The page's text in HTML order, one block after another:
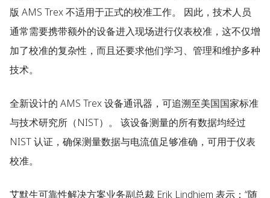
版 AMS Trex 不适用于正式的校准工作。 因此，技术人员
通常需要携带额外的设备进入现场进行仪表校准，这不仅增
加了校准的复杂性，而且还要求他们学习、管理和维护多种
技术。
全新设计的 AMS Trex 设备通讯器，可追溯至美国国家标准
与技术研究所（NIST）。 该设备测量的所有数据均经过
NIST 认证，确保测量数据与电流值足够准确，可用于仪表
校准。
艾默生可靠性解决方案业务副总裁 Erik Lindhjem 表示：“随